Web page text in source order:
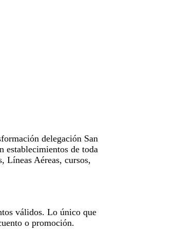
delegación San
establecimientos de toda
Líneas Aéreas, cursos,
válidos. Lo único que
o promoción.